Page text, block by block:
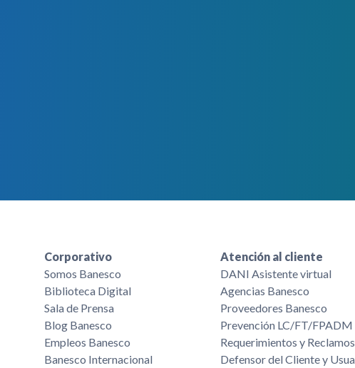
Corporativo
Somos Banesco
Biblioteca Digital
Sala de Prensa
Blog Banesco
Empleos Banesco
Banesco Internacional
Atención al cliente
DANI Asistente virtual
Agencias Banesco
Proveedores Banesco
Prevención LC/FT/FPADM
Requerimientos y Reclamos
Defensor del Cliente y